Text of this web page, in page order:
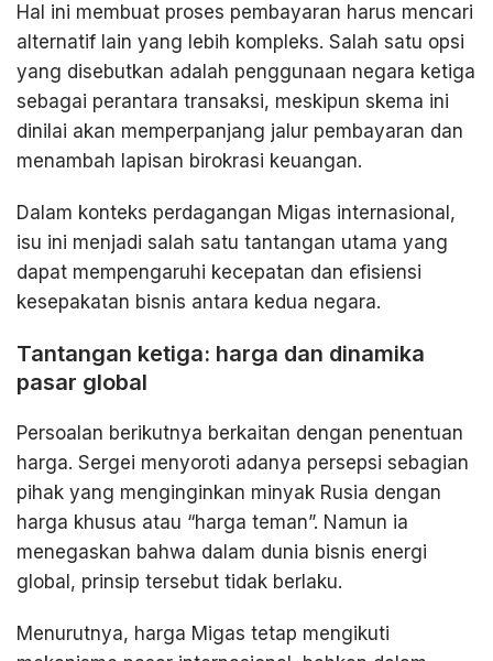
Hal ini membuat proses pembayaran harus mencari
alternatif lain yang lebih kompleks. Salah satu opsi
yang disebutkan adalah penggunaan negara ketiga
sebagai perantara transaksi, meskipun skema ini
dinilai akan memperpanjang jalur pembayaran dan
menambah lapisan birokrasi keuangan.
Dalam konteks perdagangan Migas internasional,
isu ini menjadi salah satu tantangan utama yang
dapat mempengaruhi kecepatan dan efisiensi
kesepakatan bisnis antara kedua negara.
Tantangan ketiga: harga dan dinamika
pasar global
Persoalan berikutnya berkaitan dengan penentuan
harga. Sergei menyoroti adanya persepsi sebagian
pihak yang menginginkan minyak Rusia dengan
harga khusus atau “harga teman”. Namun ia
menegaskan bahwa dalam dunia bisnis energi
global, prinsip tersebut tidak berlaku.
Menurutnya, harga Migas tetap mengikuti